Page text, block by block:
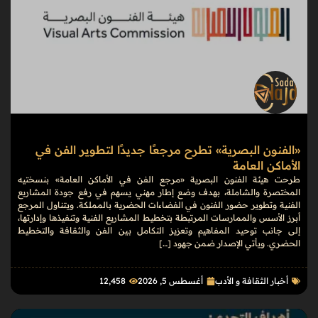
«الفنون البصرية» تطرح مرجعًا جديدًا لتطوير الفن في
الأماكن العامة
طرحت هيئة الفنون البصرية «مرجع الفن في الأماكن العامة» بنسختيه
المختصرة والشاملة، بهدف وضع إطار مهني يسهم في رفع جودة المشاريع
الفنية وتطوير حضور الفنون في الفضاءات الحضرية بالمملكة. ويتناول المرجع
أبرز الأسس والممارسات المرتبطة بتخطيط المشاريع الفنية وتنفيذها وإدارتها،
إلى جانب توحيد المفاهيم وتعزيز التكامل بين الفن والثقافة والتخطيط
الحضري. ويأتي الإصدار ضمن جهود […]
أخبار الثقافة و الأدب أغسطس 5, 2026 12٬458